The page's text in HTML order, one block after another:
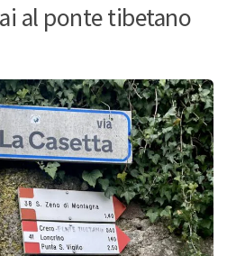
al ponte tibetano